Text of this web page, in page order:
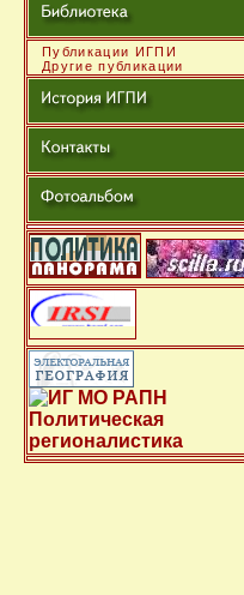
Публикации ИГПИ
Другие публикации